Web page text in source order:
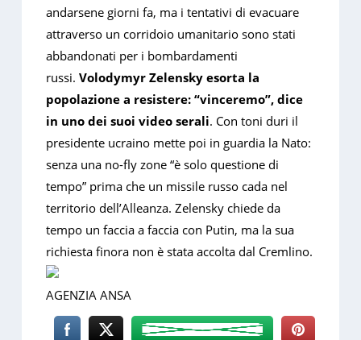
andarsene giorni fa, ma i tentativi di evacuare
attraverso un corridoio umanitario sono stati
abbandonati per i bombardamenti
russi.Volodymyr Zelensky esorta la
popolazione a resistere: “vinceremo”, dice
in uno dei suoi video serali. Con toni duri il
presidente ucraino mette poi in guardia la Nato:
senza una no-fly zone “è solo questione di
tempo” prima che un missile russo cada nel
territorio dell’Alleanza. Zelensky chiede da
tempo un faccia a faccia con Putin, ma la sua
richiesta finora non è stata accolta dal Cremlino.
AGENZIA ANSA